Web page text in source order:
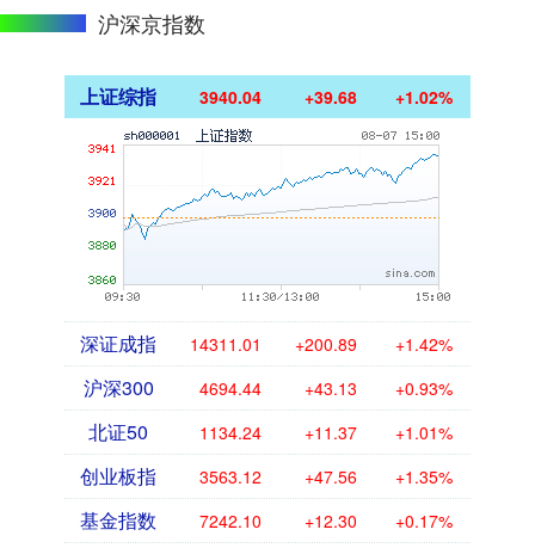
沪深京指数
上证综指 3940.04 +39.68 +1.02%
深证成指 14311.01 +200.89 +1.42%
沪深300 4694.44 +43.13 +0.93%
北证50 1134.24 +11.37 +1.01%
创业板指 3563.12 +47.56 +1.35%
基金指数 7242.10 +12.30 +0.17%